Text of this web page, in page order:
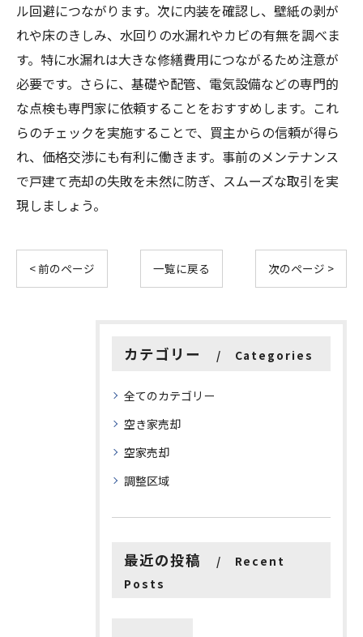
ル回避につながります。次に内装を確認し、壁紙の剥が
れや床のきしみ、水回りの水漏れやカビの有無を調べま
す。特に水漏れは大きな修繕費用につながるため注意が
必要です。さらに、基礎や配管、電気設備などの専門的
な点検も専門家に依頼することをおすすめします。これ
らのチェックを実施することで、買主からの信頼が得ら
れ、価格交渉にも有利に働きます。事前のメンテナンス
で戸建て売却の失敗を未然に防ぎ、スムーズな取引を実
現しましょう。
< 前のページ 一覧に戻る 次のページ >
カテゴリー Categories
全てのカテゴリー
空き家売却
空家売却
調整区域
最近の投稿
Recent
Posts